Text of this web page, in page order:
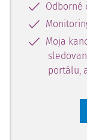
Odborné
Moja
portálu,